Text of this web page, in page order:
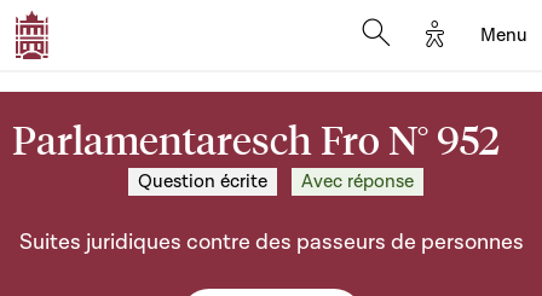
Options
Menu
Parlamentaresch Fro N° 952
Question écrite Avec réponse
Suites juridiques contre des passeurs de personnes